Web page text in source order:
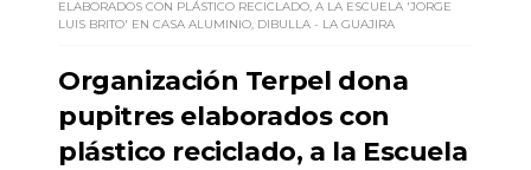
ELABORADOS CON PLÁSTICO RECICLADO, A LA ESCUELA 'JORGE
LUIS BRITO' EN CASA ALUMINIO, DIBULLA - LA GUAJIRA
Organización Terpel dona
pupitres elaborados con
plástico reciclado, a la Escuela